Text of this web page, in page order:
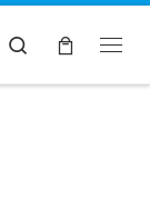
Search